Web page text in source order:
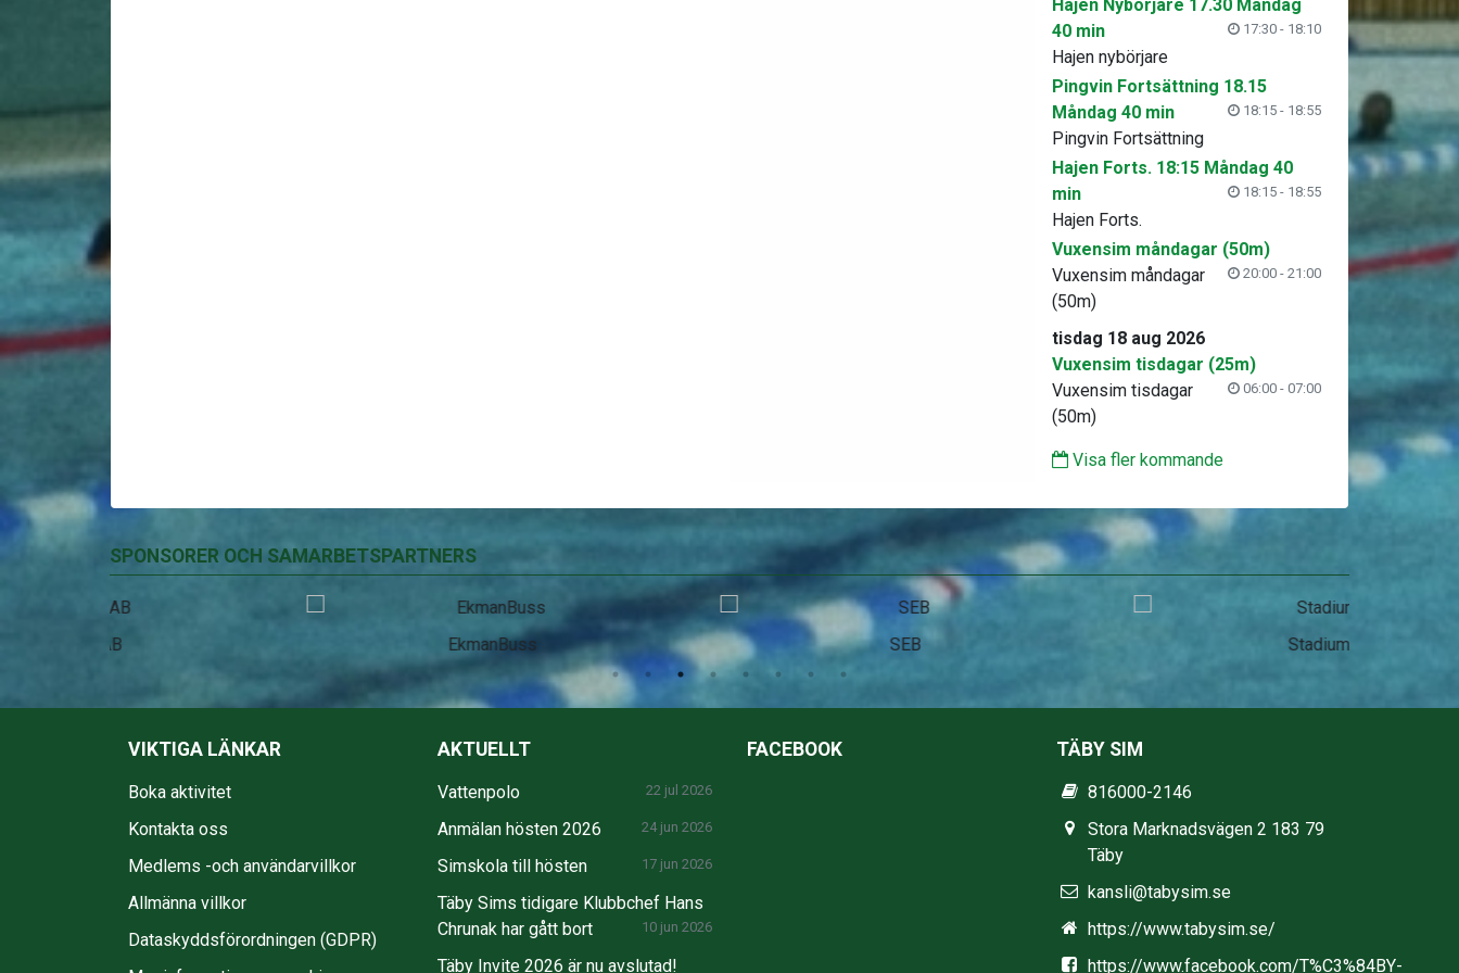
Hajen Nybörjare 17.30 Måndag
40 min
17:30 - 18:10
Hajen nybörjare
Pingvin Fortsättning 18.15
Måndag 40 min
18:15 - 18:55
Pingvin Fortsättning
Hajen Forts. 18:15 Måndag 40
min
18:15 - 18:55
Hajen Forts.
Vuxensim måndagar (50m)
20:00 - 21:00
Vuxensim måndagar
(50m)
tisdag 18 aug 2026
Vuxensim tisdagar (25m)
06:00 - 07:00
Vuxensim tisdagar
(50m)
Visa fler kommande
SPONSORER OCH SAMARBETSPARTNERS
SEB
VIKTIGA LÄNKAR
Boka aktivitet
Kontakta oss
Medlems -och användarvillkor
Allmänna villkor
Dataskyddsförordningen (GDPR)
AKTUELLT
Vattenpolo 22 jul 2026
Anmälan hösten 2026 24 jun 2026
Simskola till hösten 17 jun 2026
Täby Sims tidigare Klubbchef Hans
Chrunak har gått bort
10 jun 2026
Täby Invite 2026 är nu avslutad!
FACEBOOK TÄBY SIM
816000-2146
Stora Marknadsvägen 2 183 79
Täby
kansli@tabysim.se
https://www.tabysim.se/
https://www.facebook.com/T%C3%84BY-